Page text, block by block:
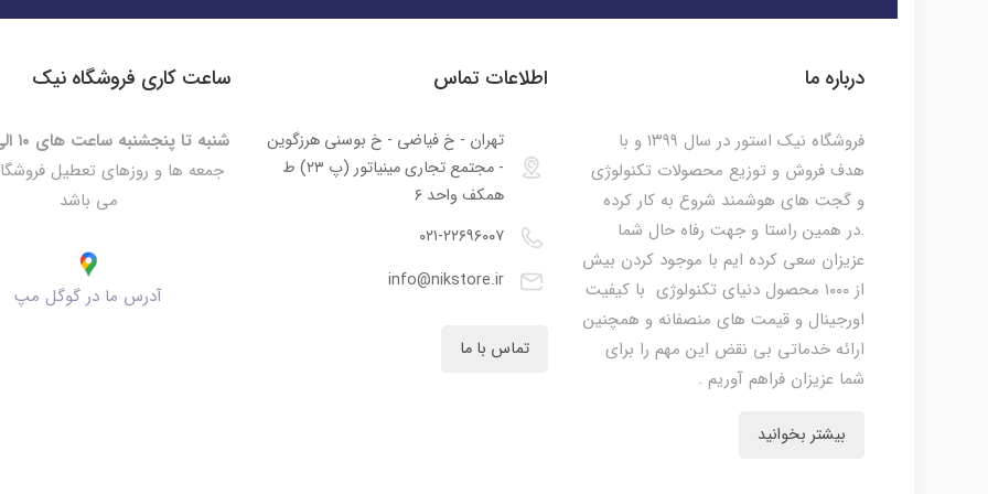
درباره ما
فروشگاه نیک استور در سال ۱۳۹۹ و با
هدف فروش و توزیع محصولات تکنولوژی
و گجت های هوشمند شروع به کار کرده
.در همین راستا و جهت رفاه حال شما
عزیزان سعی کرده ایم با موجود کردن بیش
از ۱۰۰۰ محصول دنیای تکنولوژی با کیفیت
اورجینال و قیمت های منصفانه و همچنین
ارائه خدماتی بی نقض این مهم را برای
شما عزیزان فراهم آوریم .
بیشتر بخوانید
اطلاعات تماس
تهران - خ فیاضی - خ بوسنی هرزگوین
- مجتمع تجاری مینیاتور (پ ۲۳) ط
همکف واحد ۶
۰۲۱-۲۲۶۹۶۰۰۷
info@nikstore.ir
تماس با ما
ساعت کاری فروشگاه نیک
شنبه تا پنجشنبه ساعت های ۱۰ الی ۲۰:۳۰
جمعه ها و روزهای تعطیل
می باشد
آدرس ما در گوگل مپ